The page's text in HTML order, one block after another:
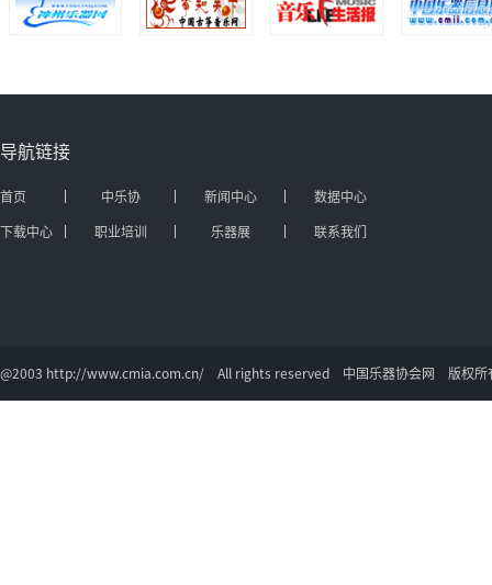
导航链接
首页 中乐协 新闻中心
数据中心
下载中心
职业培训 乐器展 联系我们
@2003 http://www.cmia.com.cn/ All rights reserved 中国乐器协会网 版权